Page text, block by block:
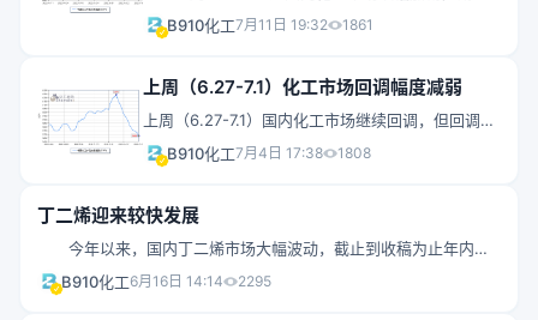
至7月8日，化工在线发布的中国化工产品价格指数
（CCPI）收于5487点，跌幅为3.4%。
B910化工7月11日 19:32 1861
上周（6.27-7.1）化工市场回调幅度减弱
上周（6.27-7.1）国内化工市场继续回调，但回调幅
度有所减弱。截止至7月1日，化工在线发布的中国
化工产品价格指数（CCPI）收于5680点，跌幅为
个，占11.3%，涨幅前列的产品分别为二甲苯
（3.8%）、天然橡胶（2.4%）和苯乙烯（1.5%）；
下跌的产品共50个，占80.6%，跌幅前列的产品分
B910化工7月4日 17:38 1808
丁二烯迎来较快发展
今年以来，国内丁二烯市场大幅波动，截止到收稿为止年内共
计收涨3.7%，振幅达到42.9%。春节假期间，由于意外事件等影
响，日本及美国部分丁二烯装置均出现不同程度减产及停车，导致
B910化工6月16日 14:14 2295